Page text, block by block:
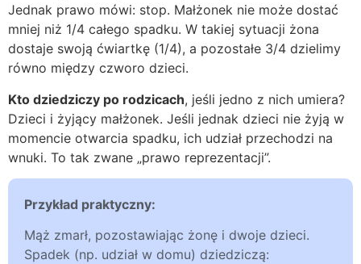
Jednak prawo mówi: stop. Małżonek nie może dostać
mniej niż 1/4 całego spadku. W takiej sytuacji żona
dostaje swoją ćwiartkę (1/4), a pozostałe 3/4 dzielimy
równo między czworo dzieci.
Kto dziedziczy po rodzicach, jeśli jedno z nich umiera?
Dzieci i żyjący małżonek. Jeśli jednak dzieci nie żyją w
momencie otwarcia spadku, ich udział przechodzi na
wnuki. To tak zwane „prawo reprezentacji”.
Przykład praktyczny:
Mąż zmarł, pozostawiając żonę i dwoje dzieci.
Spadek (np. udział w domu) dziedziczą: